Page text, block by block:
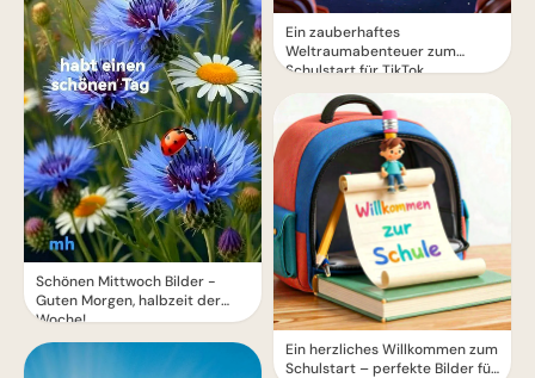
Schönen Mittwoch Bilder -
Guten Morgen, halbzeit der
Woche!
Ein zauberhaftes
Weltraumabenteuer zum
Schulstart für TikTok
Ein herzliches Willkommen zum
Schulstart – perfekte Bilder für